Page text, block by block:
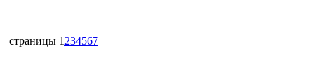
страницы 1 234567